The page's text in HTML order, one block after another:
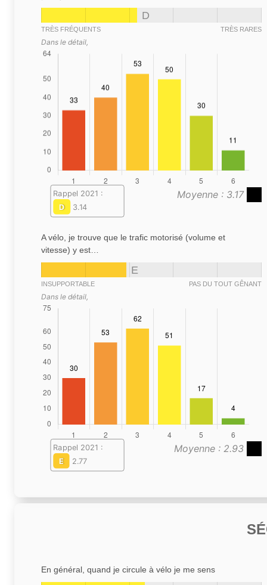
D
TRÈS FRÉQUENTS TRÈS RARES
Dans le détail,
Moyenne : 3.17
Rappel 2021 :
D
3.14
A vélo, je trouve que le trafic motorisé (volume et
vitesse) y est…
E
INSUPPORTABLE PAS DU TOUT GÊNANT
Dans le détail,
Moyenne : 2.93
Rappel 2021 :
E
2.77
En général, quand je circule à vélo je me sens